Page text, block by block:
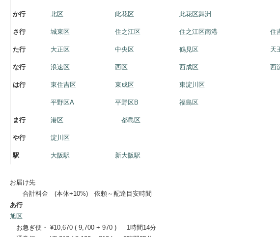
か行 北区 此花区 此花区舞洲
さ行 城東区 住之江区 住之江区南港 住
た行 大正区 中央区 鶴見区 天
な行 浪速区 西区 西成区 西
は行 東住吉区 東成区 東淀川区
平野区A 平野区B 福島区
ま行 港区 都島区
や行 淀川区
駅 大阪駅 新大阪駅
お届け先
合計料金 (本体+10%) 依頼～配達目安時間
あ行
旭区
お急ぎ便・ ¥10,670 ( 9,700 + 970 ) 1時間14分